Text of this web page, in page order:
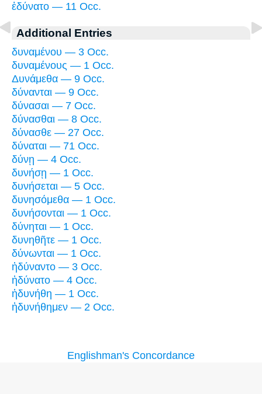
ἐδύνατο — 11 Occ.
Additional Entries
δυναμένου — 3 Occ.
δυναμένους — 1 Occ.
Δυνάμεθα — 9 Occ.
δύνανται — 9 Occ.
δύνασαι — 7 Occ.
δύνασθαι — 8 Occ.
δύνασθε — 27 Occ.
δύναται — 71 Occ.
δύνῃ — 4 Occ.
δυνήσῃ — 1 Occ.
δυνήσεται — 5 Occ.
δυνησόμεθα — 1 Occ.
δυνήσονται — 1 Occ.
δύνηται — 1 Occ.
δυνηθῆτε — 1 Occ.
δύνωνται — 1 Occ.
ἠδύναντο — 3 Occ.
ἠδύνατο — 4 Occ.
ἠδυνήθη — 1 Occ.
ἠδυνήθημεν — 2 Occ.
Englishman's Concordance